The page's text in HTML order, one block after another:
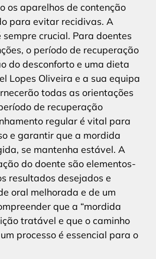
os aparelhos de contenção
para evitar recidivas. A
crucial. Para doentes
o período de recuperação
do desconforto e uma dieta
Lopes Oliveira e a sua equipa
todas as orientações
de recuperação
regular é vital para
e garantir que a mordida
se mantenha estável. A
do doente são elementos-
resultados desejados e
oral melhorada e de um
que a “mordida
tratável e que o caminho
processo é essencial para o